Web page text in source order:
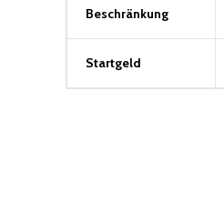
Beschränkung
Startgeld